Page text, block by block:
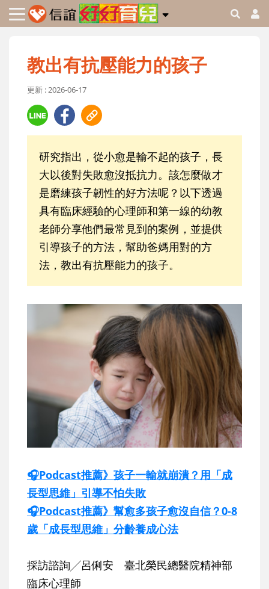
教出有抗壓能力的孩子
更新 : 2026-06-17
研究指出，從小愈是輸不起的孩子，長
大以後對失敗愈沒抵抗力。該怎麼做才
是磨練孩子韌性的好方法呢？以下透過
具有臨床經驗的心理師和第一線的幼教
老師分享他們最常見到的案例，並提供
引導孩子的方法，幫助爸媽用對的方
法，教出有抗壓能力的孩子。
🎧Podcast推薦》孩子一輸就崩潰？用「成
長型思維」引導不怕失敗
🎧Podcast推薦》幫愈多孩子愈沒自信？0-8
歲「成長型思維」分齡養成心法
採訪諮詢╱呂俐安 臺北榮民總醫院精神部
臨床心理師